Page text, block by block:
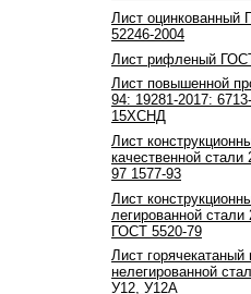
Лист оцинкованный
52246-2004
Лист рифленый
Лист повышенной
94: 19281-2017:
15ХСНД
Лист
качественной
97 1577-93
Лист
легированной
ГОСТ 5520-79
Лист горячекатаный
нелегированной
У12, У12А